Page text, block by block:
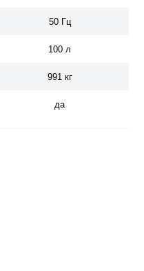
50 Гц
100 л
991 кг
да